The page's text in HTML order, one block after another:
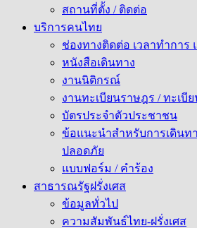
สถานที่ตั้ง / ติดต่อ
บริการคนไทย
ช่องทางติดต่อ เวลาทำการ
หนังสือเดินทาง
งานนิติกรณ์
งานทะเบียนราษฎร / ทะเบี
บัตรประจำตัวประชาชน
ข้อแนะนำสำหรับการเดินทา
ปลอดภัย
แบบฟอร์ม / คำร้อง
สาธารณรัฐฝรั่งเศส
ข้อมูลทั่วไป
ความสัมพันธ์ไทย-ฝรั่งเศส